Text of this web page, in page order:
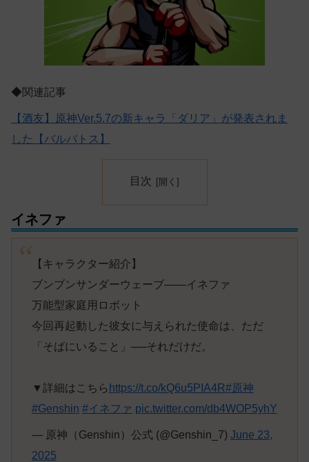
◆関連記事
【酒友】原神Ver.5.7の新キャラ「ダリア」が発表されま
した【バルバトス】
目次
イネファ
【キャラクター紹介】
ブンブンサンダーウェーブ——イネファ
万能型家庭用ロボット
今回再起動した彼女に与えられた使命は、ただ
「そばにいること」──それだけだ。
▼詳細はこちら https://t.co/kQ6u5PIA4R#原神
#Genshin #イネファ pic.twitter.com/db4WOP5yhY
— 原神（Genshin）公式 (@Genshin_7) June 23,
2025